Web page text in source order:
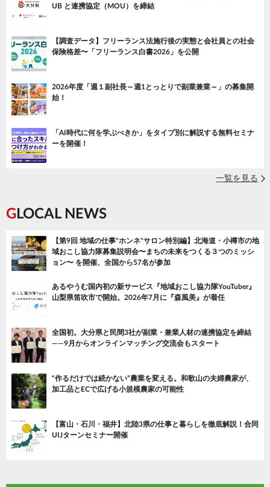
UB と連携協定（MOU）を締結
【調査データ】フリーランス法施行後の実態と会社員との社会
保険格差〜「フリーランス白書2026」を公開
2026年度「週１副社長～週1とっとりで副業兼業～」の募集開
始！
「AI時代に何を学ぶべきか」をタイプ別に解説する無料セミナ
ーを開催！
一覧を見る
GLOCAL NEWS
【第9回 地域の仕事"ホンネ"サロン特別編】北海道・小樽市の地
域おこし協力隊募集説明会〜まちの未来をつくる３つのミッシ
ョン〜 を開催、全国から57名が参加
あるやうむ国内初の新サービス『地域おこし協力隊YouTuber』
山梨県笛吹市で開始。2026年7月に『森風美』が着任
全国初。大分県と民間3社が副業・兼業人材の連携協定を締結
——9月からオンラインマッチング交流会もスタート
“作るだけでは続かない”農業を変える。和歌山の夫婦農家が、
加工品とECで広げる小規模農家の可能性
【富山・石川・福井】北陸3県の仕事と暮らしを徹底解説！合同
UIJターンセミナー開催